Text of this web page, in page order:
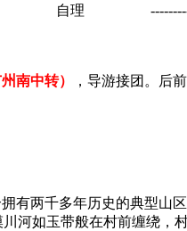
自理
南中转） ，导游接团。后
有两千多年历史的典型山
如玉带般在村前缠绕，